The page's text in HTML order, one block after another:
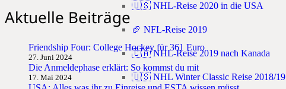
🇺🇸 NHL-Reise 2020 in die USA
🏈 NFL-Reise 2019
🇨🇦 NHL-Reise 2019 nach Kanada
🇺🇸 NHL Winter Classic Reise 2018/19
Aktuelle Beiträge
Friendship Four: College Hockey für 361 Euro
27. Juni 2024
Die Anmeldephase erklärt: So kommst du mit
17. Mai 2024